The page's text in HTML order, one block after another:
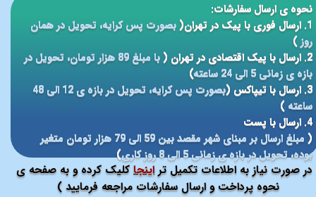
صورت نیاز به اطلاعات تکمیل تراینجا کلیک کرده و به صفحه ی
نحوه پرداخت و ارسال سفارشات مراجعه فرمایید )
نحوه ی ارسال سفارشات:
1. ارسال فوری با پیک در تهران(
بصورت پس کرایه، تحویل در همان
روز)
2. ارسال با پیک اقتصادی در تهران (
با مبلغ 89 هزار تومان، تحویل در
بازه ی زمانی 5 الی 24 ساعته
)
3. ارسال با تیپاکس (
بصورت پس کرایه، تحویل در بازه ی 12 الی 48
ساعته )
4. ارسال با پست
(
مبلغ ارسال بر مبنای شهر مقصد بین 59 الی 79 هزار تومان متغیر
بوده، تحویل در بازه ی زمانی 5 الی 8 روز کاری
)